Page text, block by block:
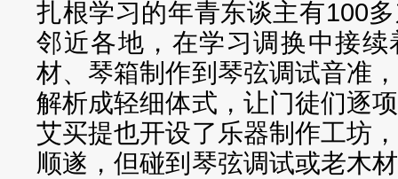
扎根学习的年青东谈主有100
邻近各地，在学习调换中接
材、琴箱制作到琴弦调试音准
解析成轻细体式，让门徒们逐
艾买提也开设了乐器制作工坊
顺遂，但碰到琴弦调试或老木